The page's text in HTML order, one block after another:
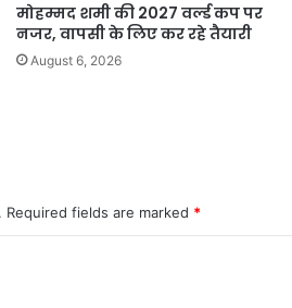
मोहम्मद शमी की 2027 वर्ल्ड कप पर
नजर, वापसी के लिए कर रहे तैयारी
August 6, 2026
Required fields are marked *